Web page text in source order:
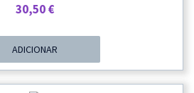
30,50€
ADICIONAR